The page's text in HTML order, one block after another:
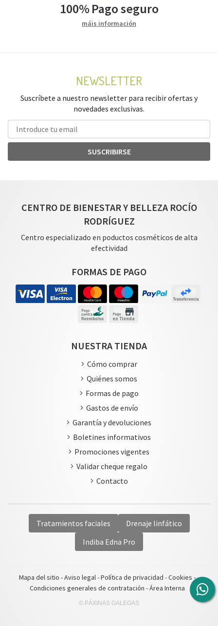
100%Pago seguro
máis información
NEWSLETTER
Suscríbete a nuestro newsletter para recibir ofertas y
novedades exclusivas.
SUSCRIBIRSE
CENTRO DE BIENESTAR Y BELLEZA ROCÍO
RODRÍGUEZ
Centro especializado en poductos cosméticos de alta
efectividad
FORMAS DE PAGO
NUESTRA TIENDA
Cómo comprar
Quiénes somos
Formas de pago
Gastos de envío
Garantía y devoluciones
Boletines informativos
Promociones vigentes
Validar cheque regalo
Contacto
Tratamientos faciales
Drenaje linfático
Indiba Edna Pro
Mapa del sitio -Aviso legal-Política de privacidad -Cookies -
Condiciones generales de contratación -Área Interna
© PÁXINAS GALEGAS